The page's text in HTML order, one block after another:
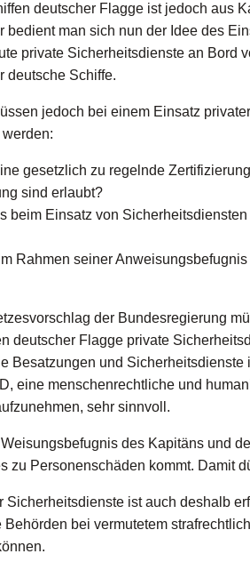
deutscher Flagge ist jedoch aus
bedient man sich nun der Idee des
private Sicherheitsdienste an Bord
deutsche Schiffe.
jedoch bei einem Einsatz
gesetzlich zu regelnde
sind erlaubt?
beim Einsatz von
Rahmen seiner
der Bundesregierung
deutscher Flagge private
Besatzungen und
eine menschenrechtliche und
sehr sinnvoll.
des Kapitäns und
zu Personenschäden kommt. Damit
Sicherheitsdienste ist auch deshalb
bei vermutetem